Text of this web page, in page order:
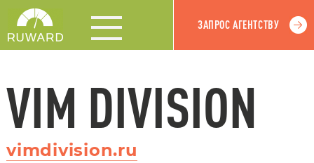
ЗАПРОС АГЕНТСТВУ
VIM DIVISION
vimdivision.ru